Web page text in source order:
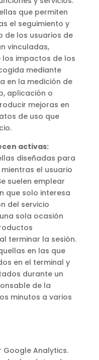
que permiten
el seguimiento y
de los usuarios de
vinculadas,
impactos de los
mediante
en la medición de
aplicación o
mejoras en
de uso que
activas:
diseñadas para
el usuario
suelen emplear
que solo interesa
del servicio
sola ocasión
terminar la sesión.
en las que
en el terminal y
durante un
de la
minutos a varios
Google Analytics.